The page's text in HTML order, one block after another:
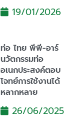
19/01/2026
ท่อ ไทย พีพี-อาร์
นวัตกรรมท่อ
อเนกประสงค์ตอบ
โจทย์การใช้งานได้
หลากหลาย
26/06/2025